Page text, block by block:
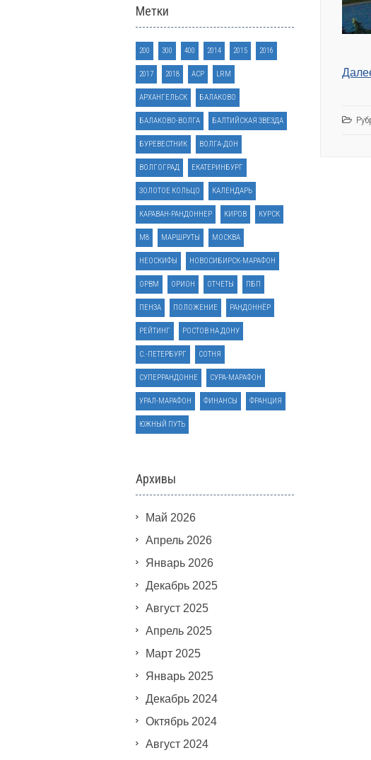
Метки
200 300 400 2014 2015 2016
2017 2018 ACP LRM
АРХАНГЕЛЬСК БАЛАКОВО
БАЛАКОВО-ВОЛГА БАЛТИЙСКАЯ ЗВЕЗДА
БУРЕВЕСТНИК ВОЛГА-ДОН
ВОЛГОГРАД ЕКАТЕРИНБУРГ
ЗОЛОТОЕ КОЛЬЦО КАЛЕНДАРЬ
КАРАВАН-РАНДОННЕР КИРОВ КУРСК
М8 МАРШРУТЫ МОСКВА
НЕОСКИФЫ НОВОСИБИРСК-МАРАФОН
ОРВМ ОРИОН ОТЧЕТЫ ПБП
ПЕНЗА ПОЛОЖЕНИЕ РАНДОННЁР
РЕЙТИНГ РОСТОВ НА ДОНУ
С.-ПЕТЕРБУРГ СОТНЯ
СУПЕРРАНДОННЕ СУРА-МАРАФОН
УРАЛ-МАРАФОН ФИНАНСЫ ФРАНЦИЯ
ЮЖНЫЙ ПУТЬ
Архивы
Май 2026
Апрель 2026
Январь 2026
Декабрь 2025
Август 2025
Апрель 2025
Март 2025
Январь 2025
Декабрь 2024
Октябрь 2024
Август 2024